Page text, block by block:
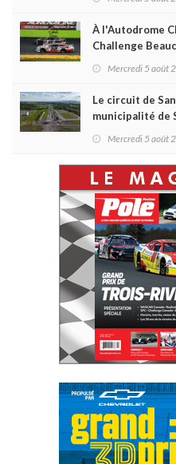
À l'Autodrome
Challenge
Mercredi 5 août
Le circuit de
municipalité de
Mercredi 5 août